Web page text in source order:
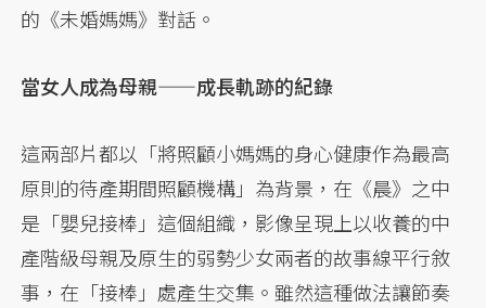
的《未婚媽媽》對話。
當女人成為母親——成長軌跡的紀錄
這兩部片都以「將照顧小媽媽的身心健康作為最高
原則的待產期間照顧機構」為背景，在《晨》之中
是「嬰兒接棒」這個組織，影像呈現上以收養的中
產階級母親及原生的弱勢少女兩者的故事線平行敘
事，在「接棒」處產生交集。雖然這種做法讓節奏